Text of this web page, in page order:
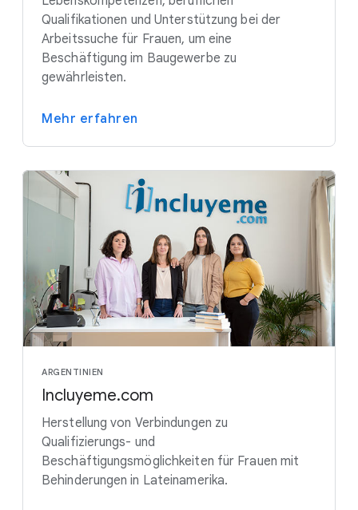
Qualifikationen und Unterstützung bei der
Arbeitssuche für Frauen, um eine
Beschäftigung im Baugewerbe zu
gewährleisten.
Mehr erfahren
ARGENTINIEN
Incluyeme.com
Herstellung von Verbindungen zu
Qualifizierungs- und
Beschäftigungsmöglichkeiten für Frauen mit
Behinderungen in Lateinamerika.